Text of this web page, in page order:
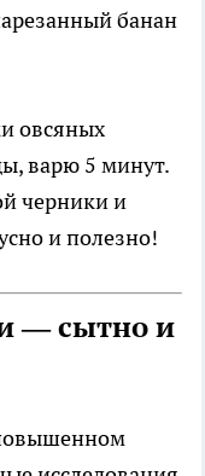
банан
овсяных
варю 5 минут.
черники и
и полезно!
— сытно и